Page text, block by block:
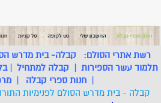
רשת אתרי הסולם: קבלה- בית מדרש
תלמוד עשר הספירות | קבלה למתחיל |
| חנות ספרי קבלה |
קבלה - בית מדרש הסולם לפנימיות